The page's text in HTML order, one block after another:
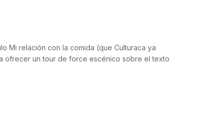
Mi relación con la comida (que Culturaca ya
ofrecer un tour de force escénico sobre el texto